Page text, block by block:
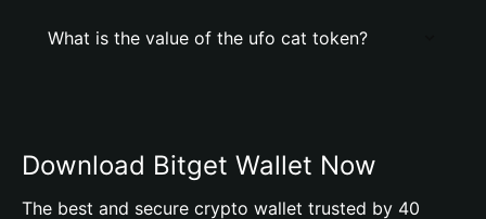
What is the value of the ufo cat token?
Download Bitget Wallet Now
The best and secure crypto wallet trusted by 40